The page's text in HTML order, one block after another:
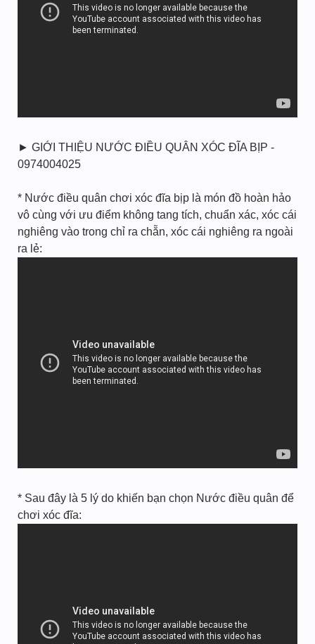
► GIỚI THIỆU NƯỚC ĐIỀU QUÂN XÓC ĐĨA BỊP -
0974004025
* Nước điều quân chơi xóc đĩa bịp là món đồ hoàn hảo
vô cùng với ưu điểm không tang tích, chuẩn xác, xóc cái
nghiêng vào trong chỉ ra chẵn, xóc cái nghiêng ra ngoài
ra lẻ:
* Sau đây là 5 lý do khiến bạn chọn Nước điều quân để
chơi xóc đĩa: